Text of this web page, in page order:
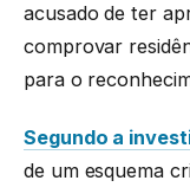
acusado de ter
comprovar
para o
Segundo a
de um esquema